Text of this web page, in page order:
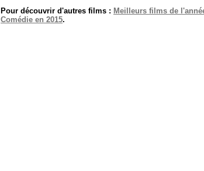
Pour découvrir d'autres films : Meilleurs films de
Comédie en 2015.